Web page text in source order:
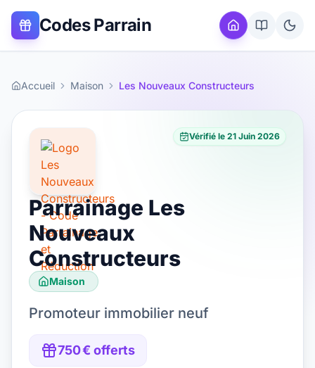
Codes Parrain
Accueil Maison Les Nouveaux Constructeurs
Vérifié le 21 Juin 2026
Parrainage Les
Nouveaux
Constructeurs
Maison
Promoteur immobilier neuf
750 € offerts